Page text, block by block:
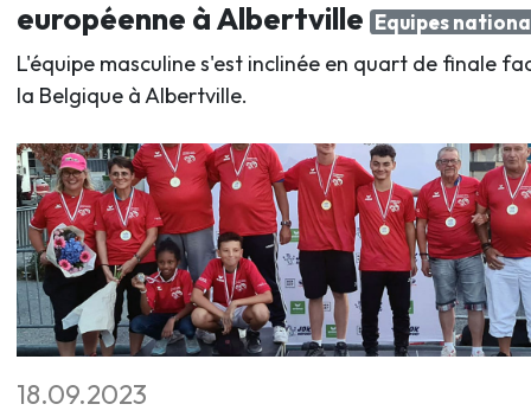
européenne à Albertville Equipes
L'équipe masculine s'est inclinée en quart de finale
la Belgique à Albertville.
18.09.2023